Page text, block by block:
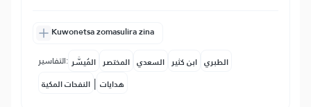
Kuwonetsa zomasulira zina
التفاسير: المُيسَّر المختصر السعدي ابن كثير الطبري
النفحات المكية | هدايات